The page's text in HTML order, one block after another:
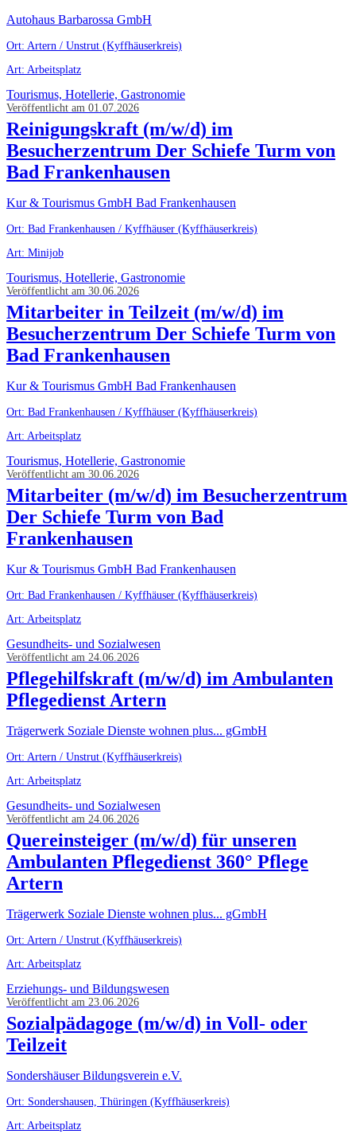
Autohaus Barbarossa GmbH
Ort: Artern / Unstrut (Kyffhäuserkreis)
Art: Arbeitsplatz
Tourismus, Hotellerie, Gastronomie
Veröffentlicht am 01.07.2026
Reinigungskraft (m/w/d) im
Besucherzentrum Der Schiefe Turm von
Bad Frankenhausen
Kur & Tourismus GmbH Bad Frankenhausen
Ort: Bad Frankenhausen / Kyffhäuser (Kyffhäuserkreis)
Art: Minijob
Tourismus, Hotellerie, Gastronomie
Veröffentlicht am 30.06.2026
Mitarbeiter in Teilzeit (m/w/d) im
Besucherzentrum Der Schiefe Turm von
Bad Frankenhausen
Kur & Tourismus GmbH Bad Frankenhausen
Ort: Bad Frankenhausen / Kyffhäuser (Kyffhäuserkreis)
Art: Arbeitsplatz
Tourismus, Hotellerie, Gastronomie
Veröffentlicht am 30.06.2026
Mitarbeiter (m/w/d) im Besucherzentrum
Der Schiefe Turm von Bad
Frankenhausen
Kur & Tourismus GmbH Bad Frankenhausen
Ort: Bad Frankenhausen / Kyffhäuser (Kyffhäuserkreis)
Art: Arbeitsplatz
Gesundheits- und Sozialwesen
Veröffentlicht am 24.06.2026
Pflegehilfskraft (m/w/d) im Ambulanten
Pflegedienst Artern
Trägerwerk Soziale Dienste wohnen plus... gGmbH
Ort: Artern / Unstrut (Kyffhäuserkreis)
Art: Arbeitsplatz
Gesundheits- und Sozialwesen
Veröffentlicht am 24.06.2026
Quereinsteiger (m/w/d) für unseren
Ambulanten Pflegedienst 360° Pflege
Artern
Trägerwerk Soziale Dienste wohnen plus... gGmbH
Ort: Artern / Unstrut (Kyffhäuserkreis)
Art: Arbeitsplatz
Erziehungs- und Bildungswesen
Veröffentlicht am 23.06.2026
Sozialpädagoge (m/w/d) in Voll- oder
Teilzeit
Sondershäuser Bildungsverein e.V.
Ort: Sondershausen, Thüringen (Kyffhäuserkreis)
Art: Arbeitsplatz